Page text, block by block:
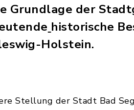
Grundlage der
historische
Holstein.
Stellung der Stadt Bad